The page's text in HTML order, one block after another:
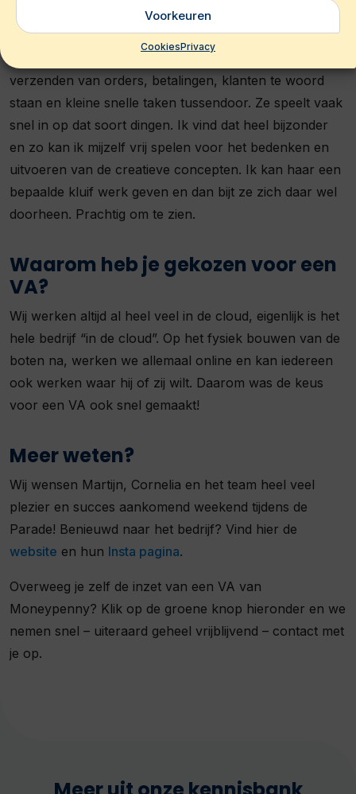
Voorkeuren
CookiesPrivacy
ons team geworden. Ze voert vooral veel
administratieve taken uit, maar doet eigenlijk ook allerlei
verzenden van orders, betalingen, klanten te woord
staan en kleine snelle taken tussendoor. Ze speelt vaak
snel in op dat soort dingen. Ik vind dat heel bijzonder
en zo kan ik mijzelf vrij spelen voor het bedenken en
uitvoeren van de creatieve concepten. Ik kan haar een
bepaalde kluif werk geven en dan bijt ze zich daar wel
doorheen. Prachtig om te zien.
Waarom heb je gekozen voor een
VA?
Wij werken altijd al heel veel in de cloud, eigenlijk is het
hele bedrijf “in de cloud”. Op het fysiek bouwen van de
boten na, werken we allemaal online en kan iedereen
ook werken waar hij of zij wilt. Daarom was de keus
voor een VA ook snel gemaakt!
Meer weten?
Wij wensen Martijn, Cornelia en het team heel veel
plezier en succes aankomend weekend tijdens de
Parade! Benieuwd naar het bedrijf? Vind hier de
website en hun Insta pagina.
Overweeg je zelf de inzet van een VA van
Moneypenny? Klik op de groene knop hieronder en we
nemen snel – uiteraard geheel vrijblijvend – contact met
je op.